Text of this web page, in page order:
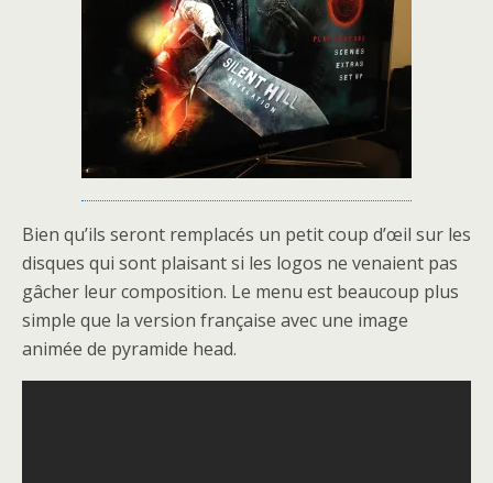
Bien qu’ils seront remplacés un petit coup d’œil sur les
disques qui sont plaisant si les logos ne venaient pas
gâcher leur composition. Le menu est beaucoup plus
simple que la version française avec une image
animée de pyramide head.